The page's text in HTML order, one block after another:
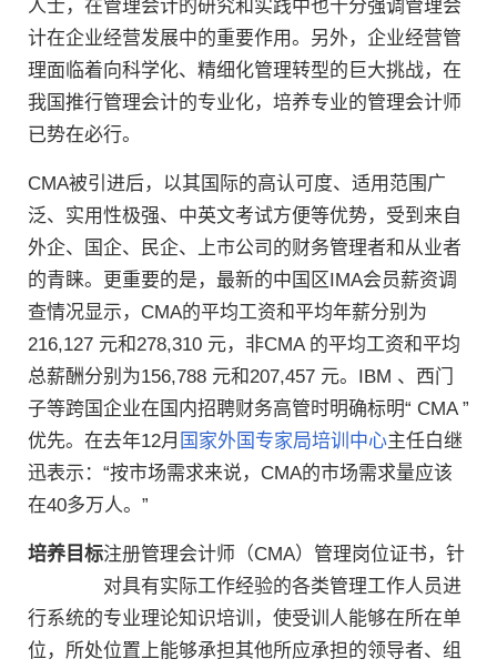
人士，在管理会计的研究和实践中也十分强调管理会
计在企业经营发展中的重要作用。另外，企业经营管
理面临着向科学化、精细化管理转型的巨大挑战，在
我国推行管理会计的专业化，培养专业的管理会计师
已势在必行。
CMA被引进后，以其国际的高认可度、适用范围广
泛、实用性极强、中英文考试方便等优势，受到来自
外企、国企、民企、上市公司的财务管理者和从业者
的青睐。更重要的是，最新的中国区IMA会员薪资调
查情况显示，CMA的平均工资和平均年薪分别为
216,127 元和278,310 元，非CMA 的平均工资和平均
总薪酬分别为156,788 元和207,457 元。IBM 、西门
子等跨国企业在国内招聘财务高管时明确标明“ CMA ”
优先。在去年12月 国家外国专家局培训中心主任白继
迅表示：“按市场需求来说，CMA的市场需求量应该
在40多万人。”
培养目标注册管理会计师（CMA）管理岗位证书，针
对具有实际工作经验的各类管理工作人员进
行系统的专业理论知识培训，使受训人能够在所在单
位，所处位置上能够承担其他所应承担的领导者、组